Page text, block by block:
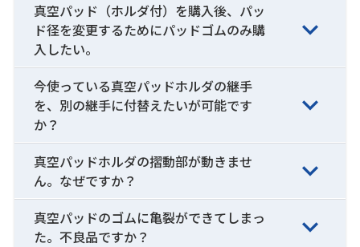
真空パッド（ホルダ付）を購入後、パッ
ド径を変更するためにパッドゴムのみ購
入したい。
今使っている真空パッドホルダの継手
を、別の継手に付替えたいが可能です
か？
真空パッドホルダの摺動部が動きませ
ん。なぜですか？
真空パッドのゴムに亀裂ができてしまっ
た。不良品ですか？